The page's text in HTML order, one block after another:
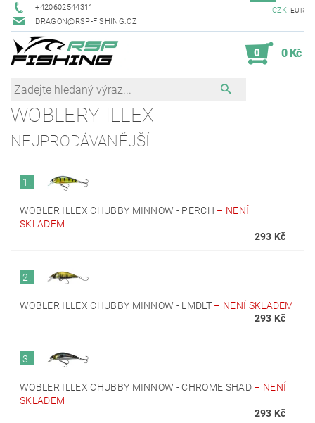
+420602544311
DRAGON@RSP-FISHING.CZ
CZK EUR
0 0 Kč
WOBLERY ILLEX
NEJPRODÁVANĚJŠÍ
1.
WOBLER ILLEX CHUBBY MINNOW - PERCH – NENÍ
SKLADEM
293 Kč
2.
WOBLER ILLEX CHUBBY MINNOW - LMDLT – NENÍ SKLADEM
293 Kč
3.
WOBLER ILLEX CHUBBY MINNOW - CHROME SHAD – NENÍ
SKLADEM
293 Kč